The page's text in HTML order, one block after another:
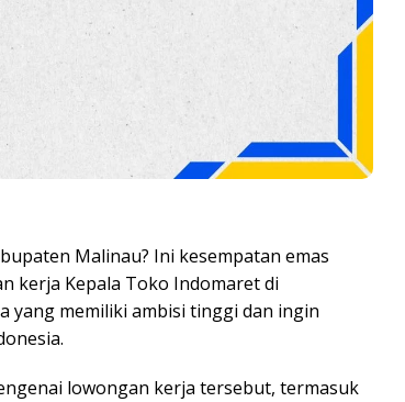
Malinau? Ini kesempatan emas
kerja Kepala Toko Indomaret di
yang memiliki ambisi tinggi dan ingin
lowongan kerja tersebut, termasuk